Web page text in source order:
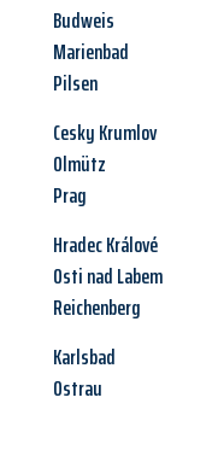
Budweis
Marienbad
Pilsen
Cesky Krumlov
Olmütz
Prag
Hradec Králové
Osti nad Labem
Reichenberg
Karlsbad
Ostrau